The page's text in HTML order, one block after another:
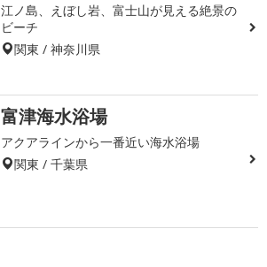
江ノ島、えぼし岩、富士山が見える絶景の
ビーチ
関東 / 神奈川県
富津海水浴場
アクアラインから一番近い海水浴場
関東 / 千葉県